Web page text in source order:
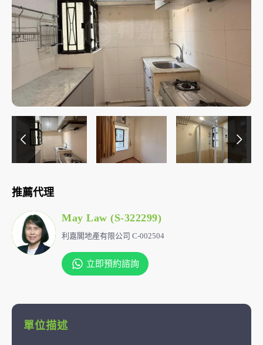
推薦代理
May Law (S-322299)
利嘉閣地產有限公司 C-002504
立即預約諮詢
單位描述